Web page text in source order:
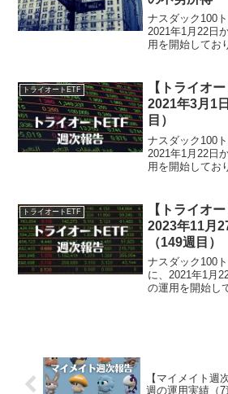
ナスダック100
2021年1月22日
用を開始してお
2023年3月の不
トライオートETF
【トライオ
2021年3月1
目）
ナスダック100
2021年1月22日
用を開始してお
ETF運用実績（
トライオートETF
【トライオ
2023年11月
（149週目）
ナスダック100
に、2021年1月
の運用を開始し
【マイメイト週
週の運用実績（7